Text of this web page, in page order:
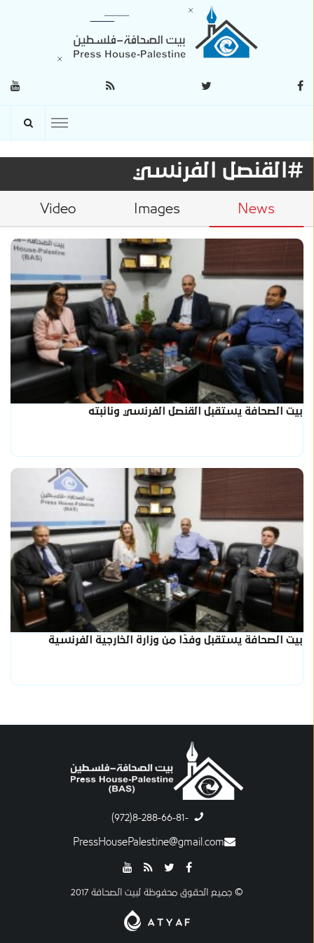
#القنصل الفرنسي
News
Images
Video
بيت الصحافة يستقبل القنصل الفرنسي ونائبته
بيت الصحافة يستقبل وفدًا من وزارة الخارجية الفرنسية
-8-288-66-81(972)
PressHousePalestine@gmail.com
© جميع الحقوق محفوظة لبيت الصحافة 2017